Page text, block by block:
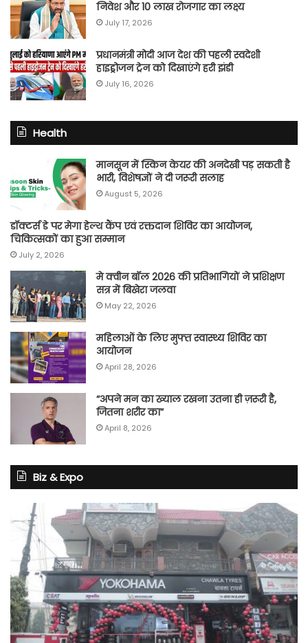
निवेश और 10 लाख रोजगार का लक्ष्य
July 17, 2026
प्रधानमंत्री मोदी आज देश की पहली स्वदेशी
हाइड्रोजन ट्रेन को दिखाएंगे हरी झंडी
July 16, 2026
Health
मानसून में स्किन केयर की अनदेखी पड़ सकती है
भारी, विशेषज्ञों ने दी जरूरी सलाह
August 5, 2026
डॉक्टर्स डे पर मेगा हेल्थ कैंप एवं रक्तदान शिविर का आयोजन,
चिकित्सकों का हुआ सम्मान
July 2, 2026
मे क्वीन बॉल 2026 की प्रतिभागियों ने प्रशिक्षण
सत्र में बिखेरा जलवा
May 22, 2026
महिलाओं के लिए मुफ्त स्वास्थ्य शिविर का
आयोजन
April 28, 2026
“अपने मन का ख्याल रखना उतना ही ज़रूरी है,
जितना शरीर का”
April 8, 2026
Biz & Expo